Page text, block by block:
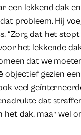
een lekkend dak
probleem. Hij
“Zorg dat het
het lekkende
dat we
gezien
veel
dat
dak, maar wel